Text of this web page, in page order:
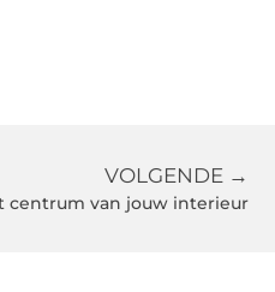
VOLGENDE →
centrum van jouw interieur